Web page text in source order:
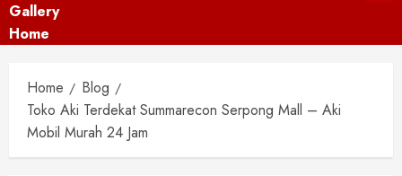
Gallery
Home
Home
Blog
Toko Aki Terdekat Summarecon Serpong Mall – Aki
Mobil Murah 24 Jam